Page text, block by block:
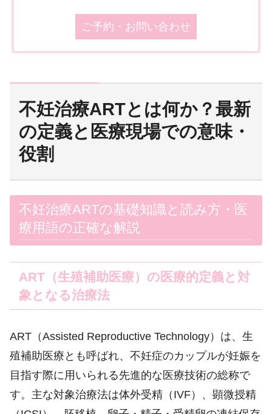
ご予約・お問い合わせ
不妊治療ARTとは何か？最新
の定義と医療現場での意味・
役割
不妊治療ARTの基礎知識と読み方・医
療用語の正確な解説
ART（生殖補助医療）の医療的定義と対
象となる治療法
ART（Assisted Reproductive Technology）は、生
殖補助医療とも呼ばれ、不妊症のカップルが妊娠を
目指す際に用いられる先進的な医療技術の総称で
す。主な対象治療法は体外受精（IVF）、顕微授精